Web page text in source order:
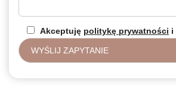
Akceptuję politykę prywatności i